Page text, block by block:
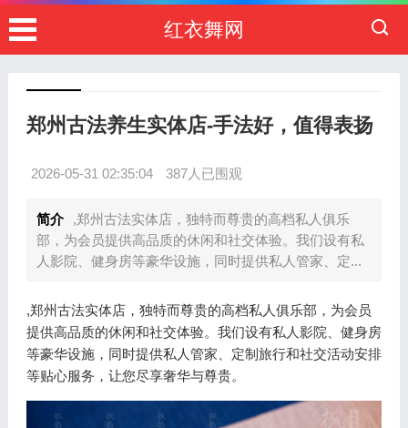
红衣舞网
郑州古法养生实体店-手法好，值得表扬
2026-05-31 02:35:04 387人已围观
简介
,郑州古法实体店，独特而尊贵的高档私人俱乐
部，为会员提供高品质的休闲和社交体验。我们设有私
人影院、健身房等豪华设施，同时提供私人管家、定...
,郑州古法实体店，独特而尊贵的高档私人俱乐部，为会员
提供高品质的休闲和社交体验。我们设有私人影院、健身房
等豪华设施，同时提供私人管家、定制旅行和社交活动安排
等贴心服务，让您尽享奢华与尊贵。